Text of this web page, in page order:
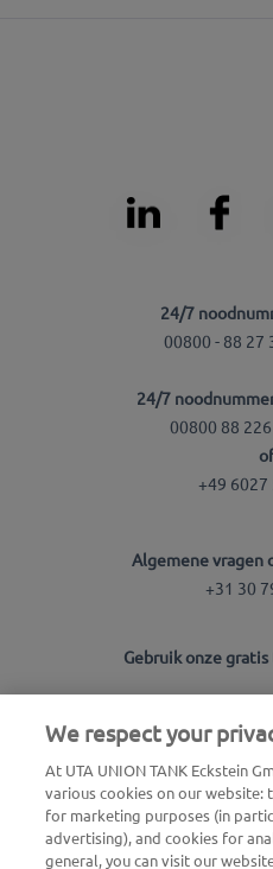
24/7
00800 - 88 27
24/7
00800 88
of
+49 6027
Algemene vragen
+31 30
Gebruik onze
UTA
Inloggen
Over UTA
We respect your
At UTA UNION TANK Eckstein
various cookies on our website:
for marketing purposes (in
advertising), and cookies for
general, you can visit our